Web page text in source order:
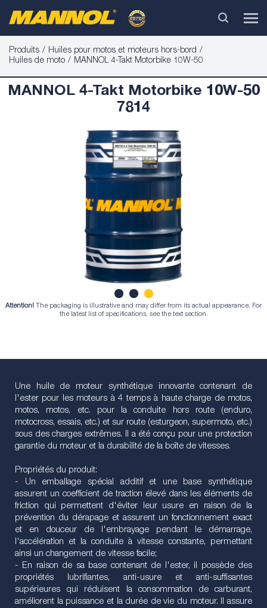
Produits
Huiles pour motos et moteurs hors-bord
Huiles de moto
MANNOL 4-Takt Motorbike 10W-50
MANNOL 4-Takt Motorbike 10W-50
7814
1 3
Attention! The packaging is illustrative and may differ from its actual appearance. For
the latest list of specifications, see the text section.
Une huile de moteur synthétique innovante contenant de
l'ester pour les moteurs à 4 temps à haute charge de motos,
motos, motos, etc. pour la conduite hors route (enduro,
motocross, essais, etc.) et sur route (esturgeon, supermoto, etc.)
sous des charges extrêmes. Il a été conçu pour une protection
garantie du moteur et la durabilité de la boîte de vitesses.
Propriétés du produit:
- Un emballage spécial additif et une base synthétique
assurent un coefficient de traction élevé dans les éléments de
friction qui permettent d'éviter leur usure en raison de la
prévention du dérapage et assurent un fonctionnement exact
et en douceur de l'embrayage pendant le démarrage,
l'accélération et la conduite à vitesse constante, permettant
ainsi un changement de vitesse facile;
- En raison de sa base contenant de l'ester, il possède des
propriétés lubrifiantes, anti-usure et anti-suffisantes
supérieures qui réduisent la consommation de carburant,
améliorent la puissance et la durée de vie du moteur. Il assure